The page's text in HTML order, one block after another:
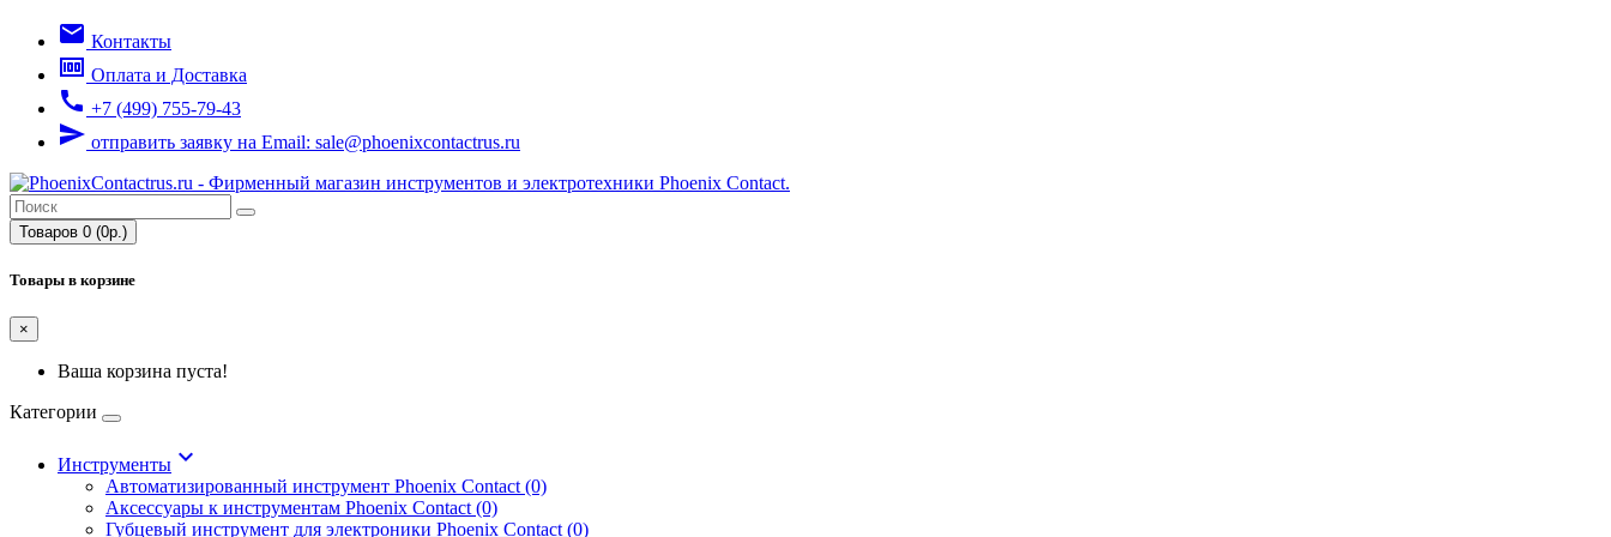
email Контакты
money Оплата и Доставка
call +7 (499) 755-79-43
send отправить заявку на Email: sale@phoenixcontactrus.ru
Товаров 0 (0р.)
Товары в корзине
×
Ваша корзина пуста!
Категории
Инструменты keyboard_arrow_down
Автоматизированный инструмент Phoenix Contact (0)
Аксессуары к инструментам Phoenix Contact (0)
Губцевый инструмент для электроники Phoenix Contact (0)